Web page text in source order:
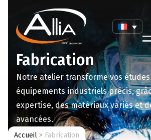
Fabrication
Notre atelier transforme vos
équipements industriels précis,
expertise, des matériaux variés et
avancées.
Accueil > Fabrication